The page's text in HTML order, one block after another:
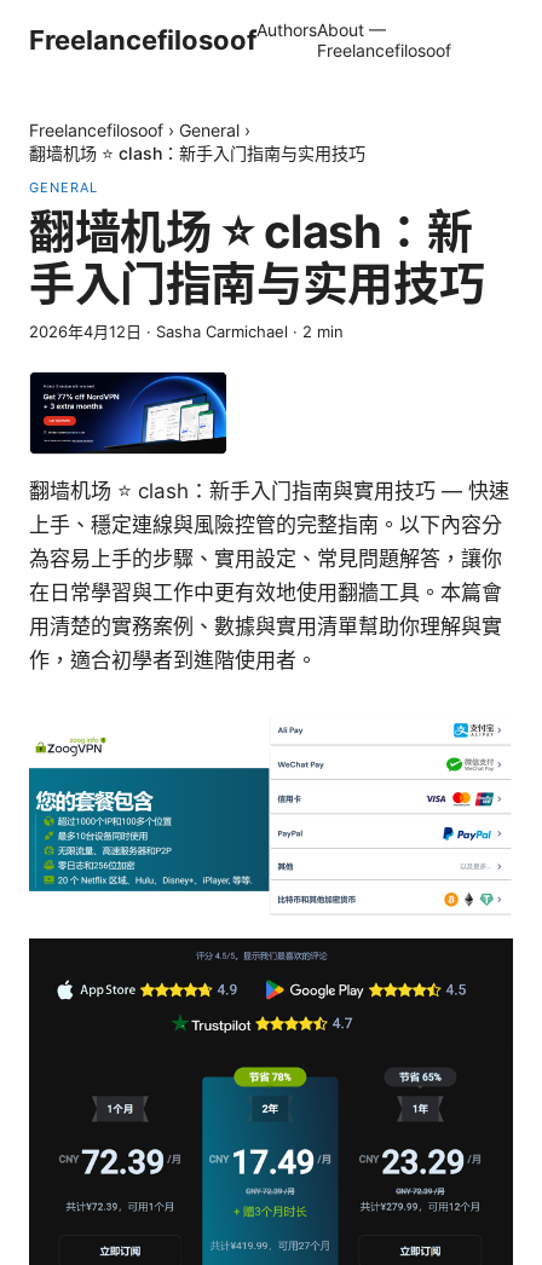
FreelancefilosoofAuthorsAbout —
Freelancefilosoof
Freelancefilosoof › General ›
翻墙机场 ⭐ clash：新手入门指南与实用技巧
GENERAL
翻墙机场 ⭐ clash：新
手入门指南与实用技巧
2026年4月12日 · Sasha Carmichael · 2 min
翻墙机场 ⭐ clash：新手入门指南與實用技巧 — 快速
上手、穩定連線與風險控管的完整指南。以下內容分
為容易上手的步驟、實用設定、常見問題解答，讓你
在日常學習與工作中更有效地使用翻牆工具。本篇會
用清楚的實務案例、數據與實用清單幫助你理解與實
作，適合初學者到進階使用者。